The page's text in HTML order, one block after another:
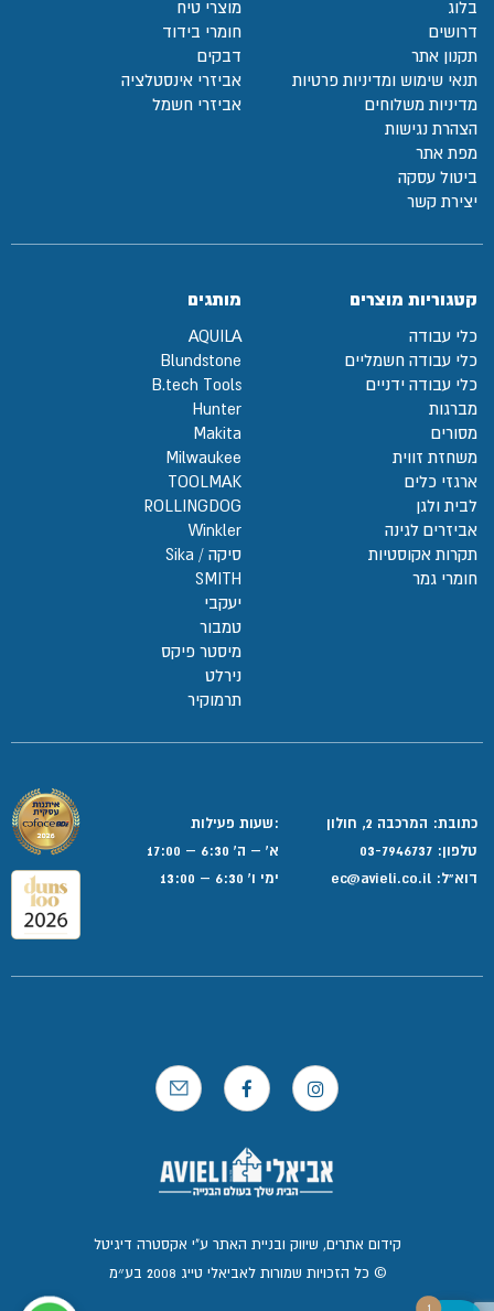
בלוג
דרושים
תקנון אתר
תנאי שימוש ומדיניות פרטיות
מדיניות משלוחים
הצהרת נגישות
מפת אתר
ביטול עסקה
יצירת קשר
מוצרי טיח
חומרי בידוד
דבקים
אביזרי אינסטלציה
אביזרי חשמל
קטגוריות מוצרים
כלי עבודה
כלי עבודה חשמליים
כלי עבודה ידניים
מברגות
מסורים
משחזת זווית
ארגזי כלים
לבית ולגן
אביזרים לגינה
תקרות אקוסטיות
חומרי גמר
מותגים
AQUILA
Blundstone
B.tech Tools
Hunter
Makita
Milwaukee
TOOLMAK
ROLLINGDOG
Winkler
סיקה / Sika
SMITH
יעקבי
טמבור
מיסטר פיקס
נירלט
תרמוקיר
כתובת: המרכבה 2, חולון
טלפון: 03-7946737
דוא”ל:
:שעות פעילות
א' – ה' 6:30 – 17:00
ימי ו' 6:30 – 13:00
© כל הזכויות שמורות לאביאלי טייג 2008 בע״מ
קידום אתרים, שיווק ובניית האתר ע"י אקסטרה דיגיטל